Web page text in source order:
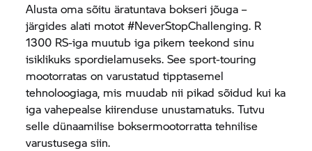
Alusta oma sõitu äratuntava bokseri jõuga –
järgides alati motot #NeverStopChallenging. R
1300 RS-iga muutub iga pikem teekond sinu
isiklikuks spordielamuseks. See sport-touring
mootorratas on varustatud tipptasemel
tehnoloogiaga, mis muudab nii pikad sõidud kui ka
iga vahepealse kiirenduse unustamatuks. Tutvu
selle dünaamilise boksermootorratta tehnilise
varustusega siin.